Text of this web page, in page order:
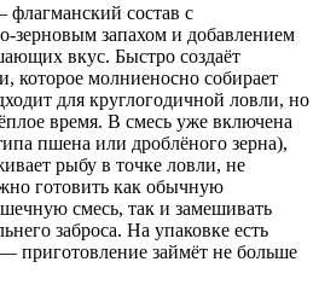
флагманский состав с
зерновым запахом и добавлением
вкус. Быстро создаёт
которое молниеносно собирает
для круглогодичной ловли, но
время. В смесь уже включена
пшена или дроблёного зерна),
рыбу в точке ловли, не
готовить как обычную
смесь, так и замешивать
заброса. На упаковке есть
приготовление займёт не больше